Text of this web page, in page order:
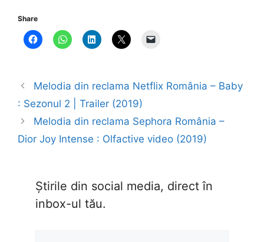
Share
Melodia din reclama Netflix România – Baby
: Sezonul 2 | Trailer (2019)
Melodia din reclama Sephora România –
Dior Joy Intense : Olfactive video (2019)
Știrile din social media, direct în
inbox-ul tău.